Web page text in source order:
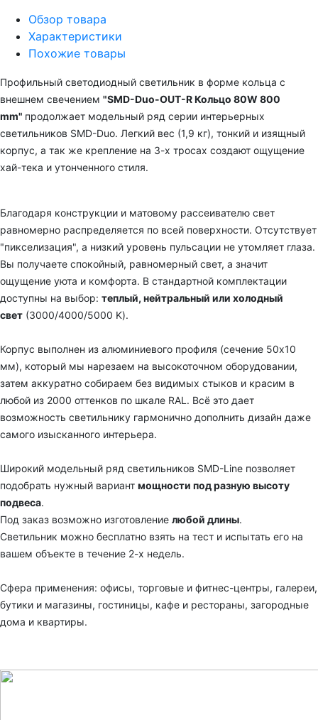
Обзор товара
Характеристики
Похожие товары
Профильный светодиодный светильник в форме кольца с
внешнем свечением "SMD-Duo-OUT-R Кольцо 80W 800
mm" продолжает модельный ряд серии интерьерных
светильников SMD-Duo. Легкий вес (1,9 кг), тонкий и изящный
корпус, а так же крепление на 3-х тросах создают ощущение
хай-тека и утонченного стиля.
Благодаря конструкции и матовому рассеивателю свет
равномерно распределяется по всей поверхности. Отсутствует
"пикселизация", а низкий уровень пульсации не утомляет глаза.
Вы получаете спокойный, равномерный свет, а значит
ощущение уюта и комфорта. В стандартной комплектации
доступны на выбор: теплый, нейтральный или холодный
свет (3000/4000/5000 K).
Корпус выполнен из алюминиевого профиля (сечение 50х10
мм), который мы нарезаем на высокоточном оборудовании,
затем аккуратно собираем без видимых стыков и красим в
любой из 2000 оттенков по шкале RAL. Всё это дает
возможность светильнику гармонично дополнить дизайн даже
самого изысканного интерьера.
Широкий модельный ряд светильников SMD-Line позволяет
подобрать нужный вариант мощности под разную высоту
подвеса.
Под заказ возможно изготовление любой длины.
Светильник можно бесплатно взять на тест и испытать его на
вашем объекте в течение 2-х недель.
Сфера применения: офисы, торговые и фитнес-центры, галереи,
бутики и магазины, гостиницы, кафе и рестораны, загородные
дома и квартиры.